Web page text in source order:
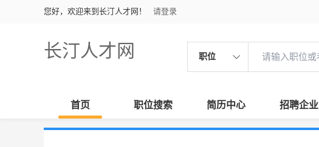
您好，欢迎来到长汀人才网！ 请登录
长汀人才网 职位
首页 职位搜索 简历中心 招聘企业